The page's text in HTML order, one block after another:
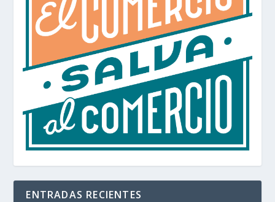
ENTRADAS RECIENTES